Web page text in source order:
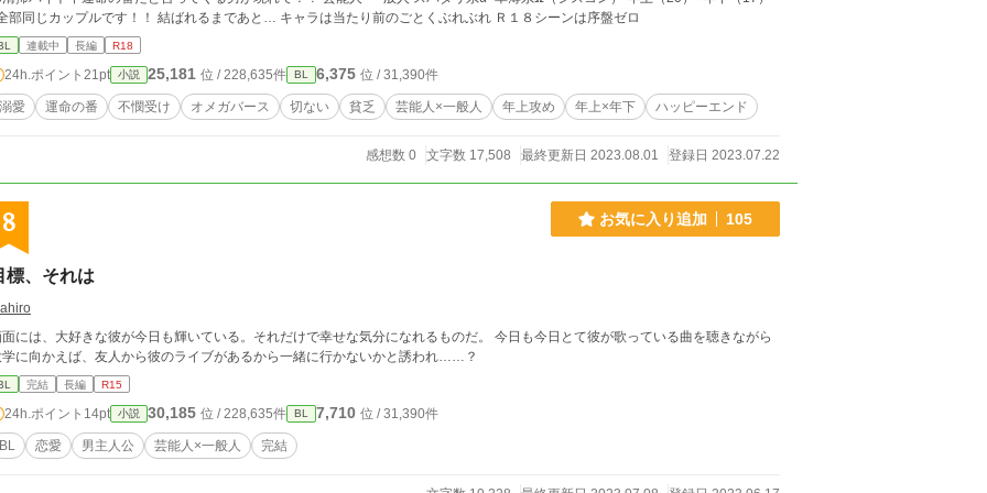
↑全部同じカップルです！！ 結ばれるまであと… キャラは当たり前のごとくぶれぶれ Ｒ１８シーンは序盤ゼロ
連載中 長編 R18
24h.ポイント 21pt 小説 25,181 位 / 228,635件 BL 6,375 位 / 31,390件
溺愛 運命の番 不憫受け オメガバース 切ない 貧乏 芸能人×一般人 年上攻め 年上×年下 ハッピーエンド
感想数 0 文字数 17,508 最終更新日 2023.08.01 登録日 2023.07.22
8 お気に入り追加 105
標、それは
には、大好きな彼が今日も輝いている。それだけで幸せな気分になれるものだ。 今日も今日とて彼が歌っている曲を聴きながら
学に向かえば、友人から彼のライブがあるから一緒に行かないかと誘われ……？
完結 長編 R15
24h.ポイント 14pt 小説 30,185 位 / 228,635件 BL 7,710 位 / 31,390件
BL 恋愛 男主人公 芸能人×一般人 完結